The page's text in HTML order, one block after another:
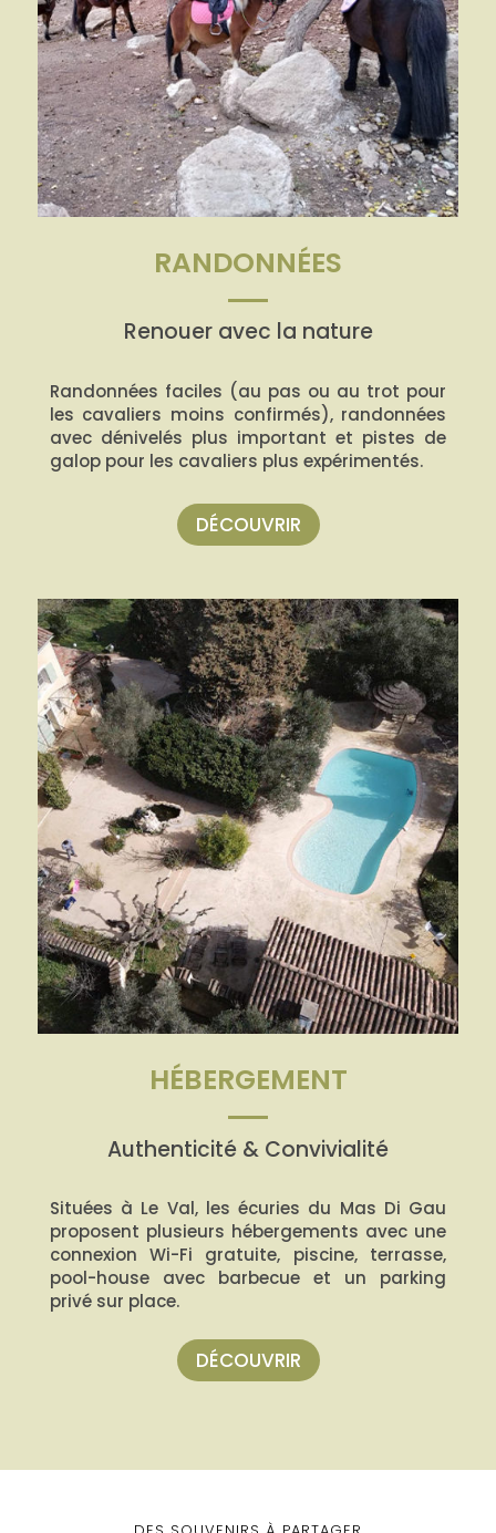
RANDONNÉES
Renouer avec la nature
Randonnées faciles (au pas ou au trot pour
les cavaliers moins confirmés), randonnées
avec dénivelés plus important et pistes de
galop pour les cavaliers plus expérimentés.
DÉCOUVRIR
HÉBERGEMENT
Authenticité & Convivialité
Situées à Le Val, les écuries du Mas Di Gau
proposent plusieurs hébergements avec une
connexion Wi-Fi gratuite, piscine, terrasse,
pool-house avec barbecue et un parking
privé sur place.
DÉCOUVRIR